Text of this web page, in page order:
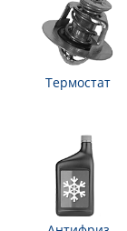
Термостат